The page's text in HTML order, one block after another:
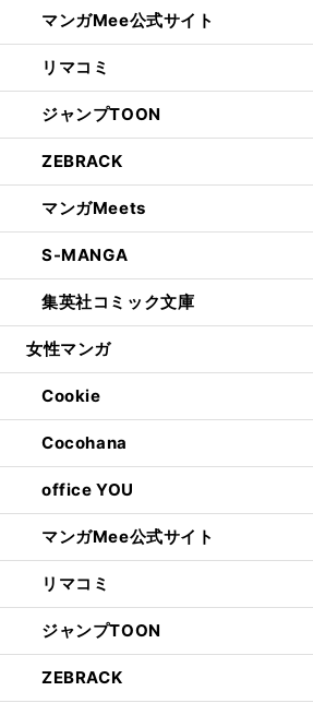
マンガMee公式サイト
リマコミ
ジャンプTOON
ZEBRACK
マンガMeets
S-MANGA
集英社コミック文庫
女性マンガ
Cookie
Cocohana
office YOU
マンガMee公式サイト
リマコミ
ジャンプTOON
ZEBRACK